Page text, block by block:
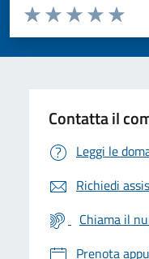
Valuta da 1 a 5 stelle la
Valuta
Valuta 4
Valuta 3 stelle
Valuta 2 stelle su 5
Valuta 1 stelle su 5
Contatta il
Leggi le
Richiedi
Chiama il
Prenota